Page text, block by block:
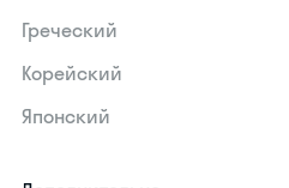
Греческий
Корейский
Японский